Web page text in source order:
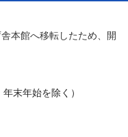
本館へ移転したため、開
年末年始を除く）